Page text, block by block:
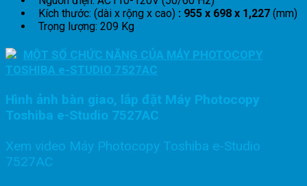
Kích thước: (dài x rộng x cao) : 955 x 698 x 1,227 (mm)
Trọng lượng: 209 Kg
MỘT SỐ CHỨC NĂNG CỦA MÁY PHOTOCOPY
TOSHIBA e-STUDIO 7527AC
Hình ảnh bàn giao, lắp đặt Máy Photocopy
Toshiba e-Studio 7527AC
Xem video Máy Photocopy Toshiba e-Studio
7527AC